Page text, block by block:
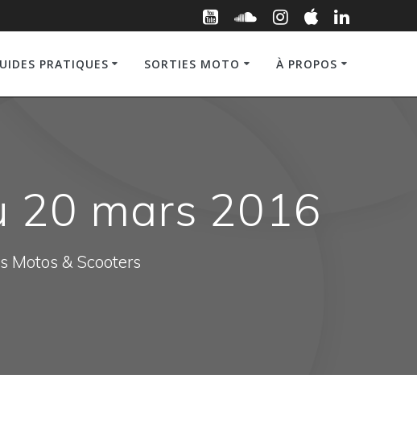
PRATIQUES SORTIES MOTO À PROPOS
20 mars 2016
Motos & Scooters